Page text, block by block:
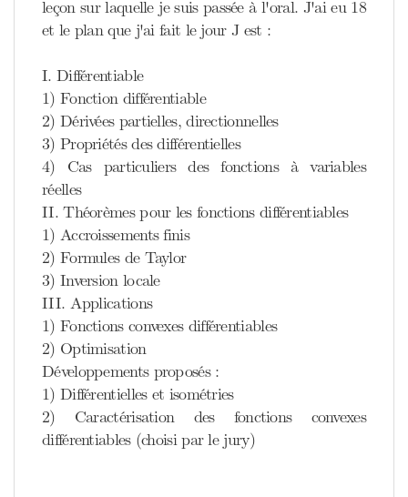
leçon sur laquelle je suis passée à l'oral. J'ai eu 18
et le plan que j'ai fait le jour J est :
I. Différentiable
1) Fonction différentiable
2) Dérivées partielles, directionnelles
3) Propriétés des différentielles
4) Cas particuliers des fonctions à variables
réelles
II. Théorèmes pour les fonctions différentiables
1) Accroissements finis
2) Formules de Taylor
3) Inversion locale
III. Applications
1) Fonctions convexes différentiables
2) Optimisation
Développements proposés :
1) Différentielles et isométries
2) Caractérisation des fonctions convexes
différentiables (choisi par le jury)